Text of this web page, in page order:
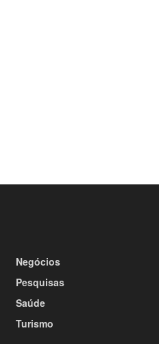
Negócios
Pesquisas
Saúde
Turismo